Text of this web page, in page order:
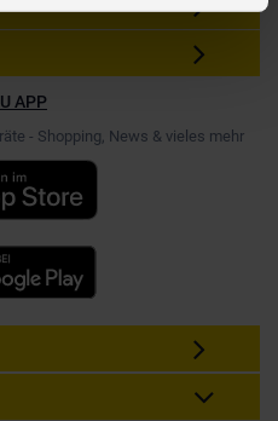
APP
- Shopping, News & vieles mehr